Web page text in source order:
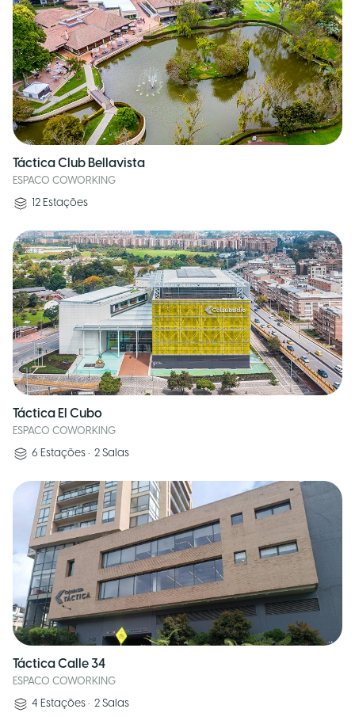
Táctica Club Bellavista
ESPACO COWORKING
12 Estações
Táctica El Cubo
ESPACO COWORKING
6 Estações • 2 Salas
Táctica Calle 34
ESPACO COWORKING
4 Estações • 2 Salas